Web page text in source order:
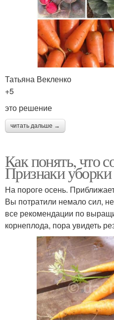
Татьяна Векленко
+5
это решение
читать дальше →
Как понять, что
Признаки
На пороге осень.
Вы потратили немало сил,
все рекомендации по
корнеплода, пора увидеть